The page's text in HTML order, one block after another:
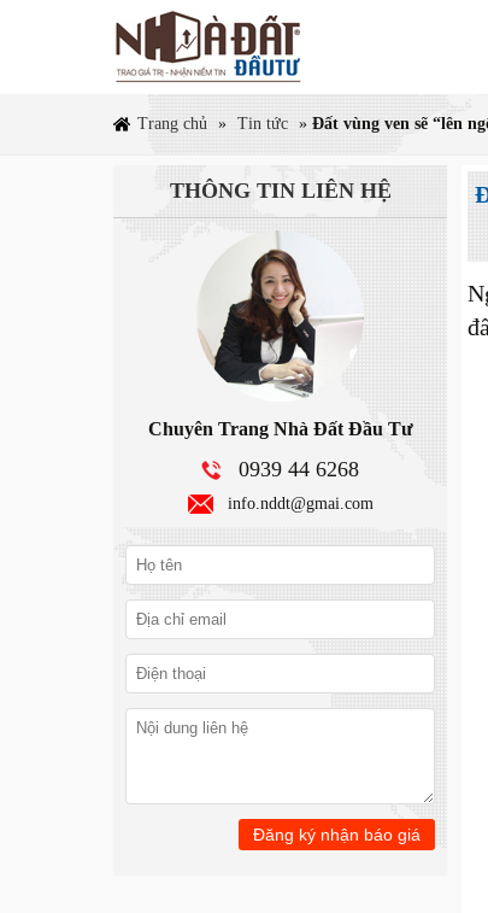
Trang chủ » Tin tức »Đất vùng ven sẽ “lên
THÔNG TIN LIÊN HỆ
Chuyên Trang Nhà Đất Đầu Tư
0939 44 6268
info.nddt@gmai.com